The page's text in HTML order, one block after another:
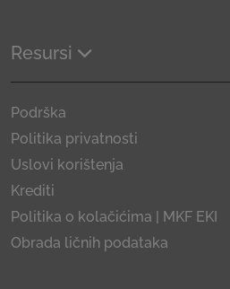
Resursi
Podrška
Politika privatnosti
Uslovi korištenja
Krediti
Politika o kolačićima | MKF EKI
Obrada ličnih podataka